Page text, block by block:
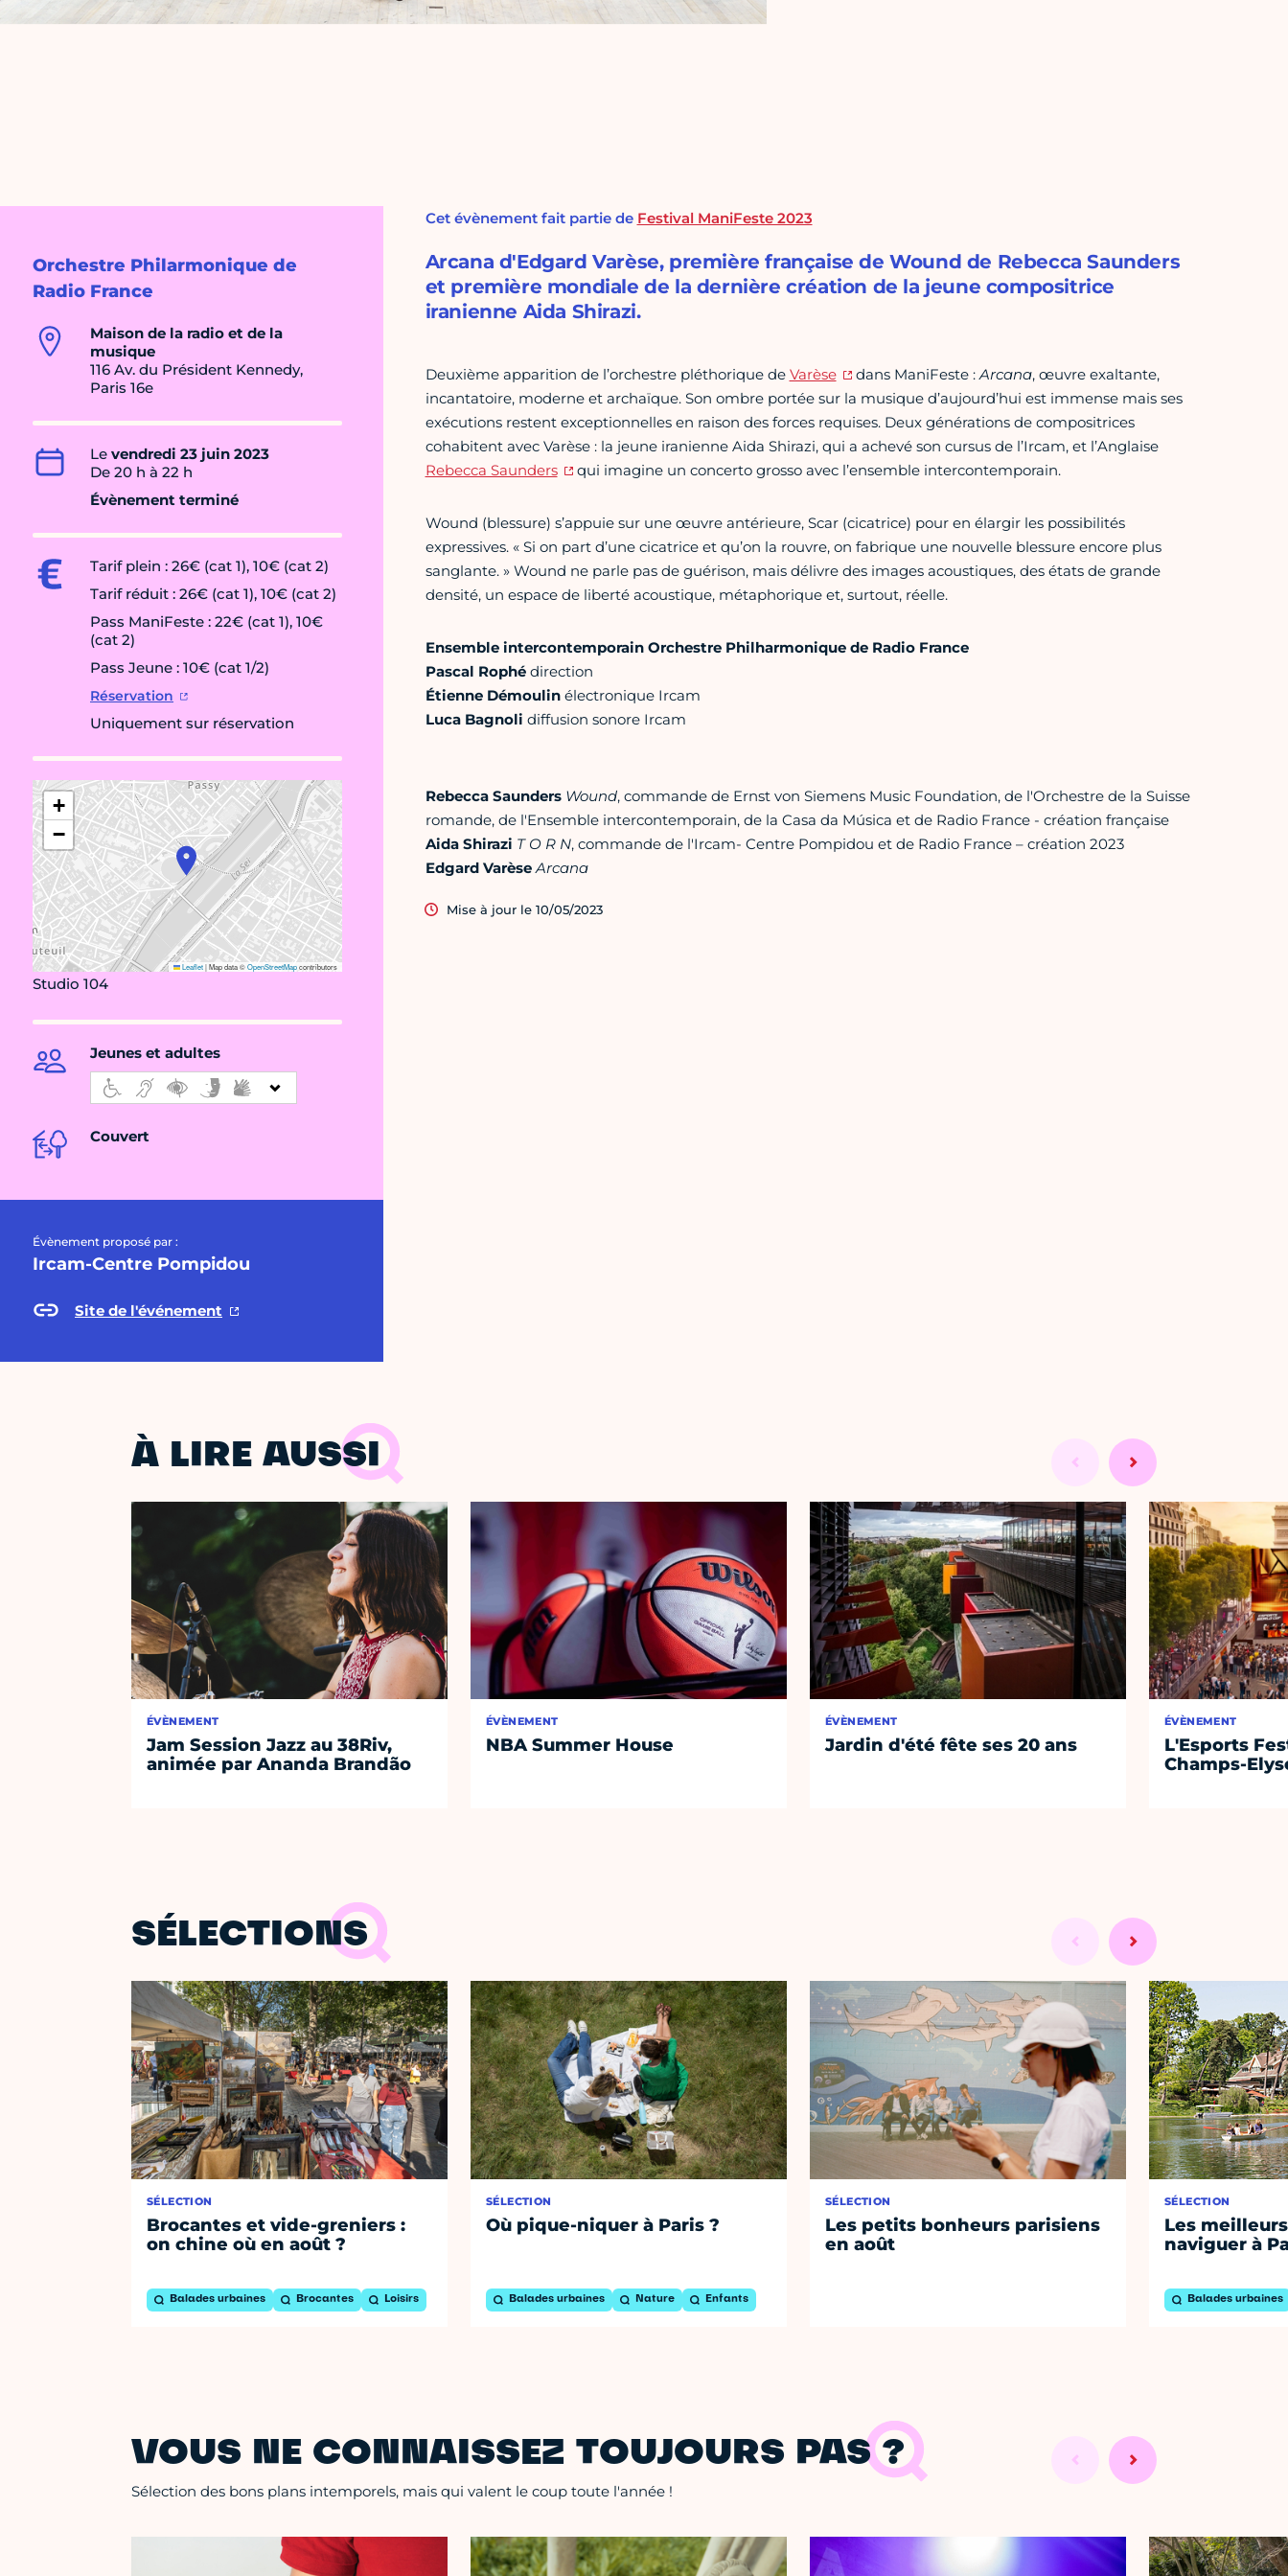
Orchestre Philarmonique de
Radio France
Maison de la radio et de la
musique
116 Av. du Président Kennedy,
Paris 16e
Le vendredi 23 juin 2023
De 20 h à 22 h
Évènement terminé
Tarif plein : 26€ (cat 1), 10€ (cat 2)
Tarif réduit : 26€ (cat 1), 10€ (cat 2)
Pass ManiFeste : 22€ (cat 1), 10€
(cat 2)
Pass Jeune : 10€ (cat 1/2)
Réservation
Uniquement sur réservation
+
−
Leaflet|Map data ©OpenStreetMapcontributors
Studio 104
Jeunes et adultes
Couvert
Évènement proposé par :
Ircam-Centre Pompidou
Site de l'événement
Cet évènement fait partie de Festival ManiFeste 2023
Arcana d'Edgard Varèse, première française de Wound de Rebecca Saunders
et première mondiale de la dernière création de la jeune compositrice
iranienne Aida Shirazi.
Deuxième apparition de l’orchestre pléthorique de Varèse dans ManiFeste :Arcana, œuvre exaltante,
incantatoire, moderne et archaïque. Son ombre portée sur la musique d’aujourd’hui est immense mais ses
exécutions restent exceptionnelles en raison des forces requises. Deux générations de compositrices
cohabitent avec Varèse : la jeune iranienne Aida Shirazi, qui a achevé son cursus de l’Ircam, et l’Anglaise
Rebecca Saunders
qui imagine un concerto grosso avec l’ensemble intercontemporain.
Wound (blessure) s’appuie sur une œuvre antérieure, Scar (cicatrice) pour en élargir les possibilités
expressives. « Si on part d’une cicatrice et qu’on la rouvre, on fabrique une nouvelle blessure encore plus
sanglante. » Wound ne parle pas de guérison, mais délivre des images acoustiques, des états de grande
densité, un espace de liberté acoustique, métaphorique et, surtout, réelle.
Ensemble intercontemporain Orchestre Philharmonique de Radio France
Pascal Rophédirection
Étienne Démoulinélectronique Ircam
Luca Bagnoli diffusion sonore Ircam
Rebecca SaundersWound, commande de Ernst von Siemens Music Foundation, de l'Orchestre de la Suisse
romande, de l'Ensemble intercontemporain, de la Casa da Música et de Radio France - création française
Aida Shirazi T O R N, commande de l'Ircam- Centre Pompidou et de Radio France – création 2023
Edgard VarèseArcana
Mise à jour le 10/05/2023
À LIRE AUSSI
ÉVÈNEMENT
Jam Session Jazz au 38Riv,
animée par Ananda Brandão
ÉVÈNEMENT
NBA Summer House
ÉVÈNEMENT
Jardin d'été fête ses 20 ans
ÉVÈNEMENT
L'Esports
Champs-
SÉLECTIONS
SÉLECTION
Brocantes et vide-greniers :
on chine où en août ?
Balades urbaines Brocantes Loisirs
SÉLECTION
Où pique-niquer à Paris ?
Balades urbaines Nature Enfants
SÉLECTION
Les petits bonheurs parisiens
en août
SÉLECTION
Les
naviguer à
Balades urbaines
VOUS NE CONNAISSEZ TOUJOURS PAS ?
Sélection des bons plans intemporels, mais qui valent le coup toute l'année !